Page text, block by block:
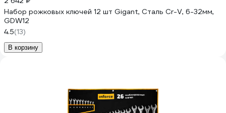
Набор рожковых ключей 12 шт Gigant, Сталь Cr-V, 6-32мм,
GDW12
4.5(13)
В корзину